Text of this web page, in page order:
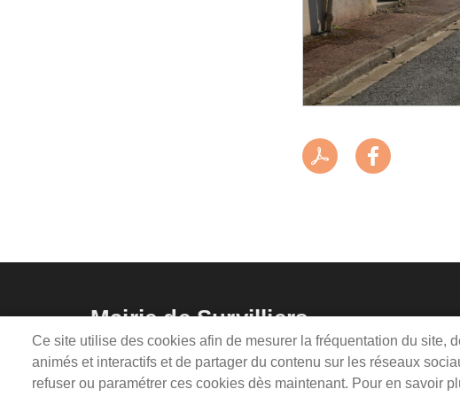
Ce site utilise des cookies afin de mesurer la fréquentation du site,
animés et interactifs et de partager du contenu sur les réseaux
refuser ou paramétrer ces cookies dès maintenant. Pour en savoir
Mairie de Survilliers
3 rue de la Liberté
95470 Survilliers
lundi, mardi, jeudi,
mercredi, samedi : 9h-